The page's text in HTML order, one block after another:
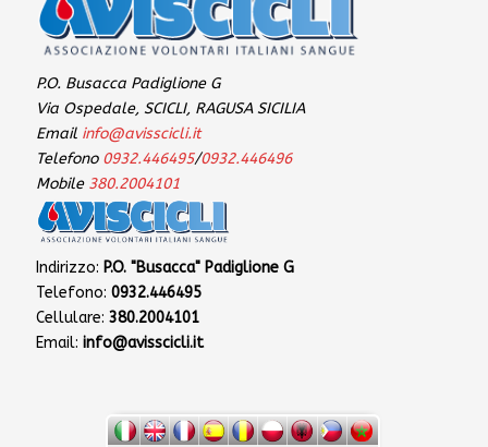
P.O. Busacca Padiglione G
Via Ospedale, SCICLI, RAGUSA SICILIA
Email info@avisscicli.it
Telefono 0932.446495/0932.446496
Mobile 380.2004101
Indirizzo: P.O. "Busacca" Padiglione G
Telefono: 0932.446495
Cellulare: 380.2004101
Email: info@avisscicli.it